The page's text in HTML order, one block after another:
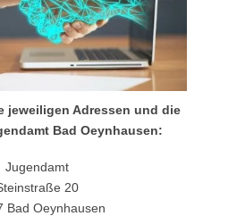
jeweiligen Adressen und die
Bad Oeynhausen:
Jugendamt
20
Bad Oeynhausen